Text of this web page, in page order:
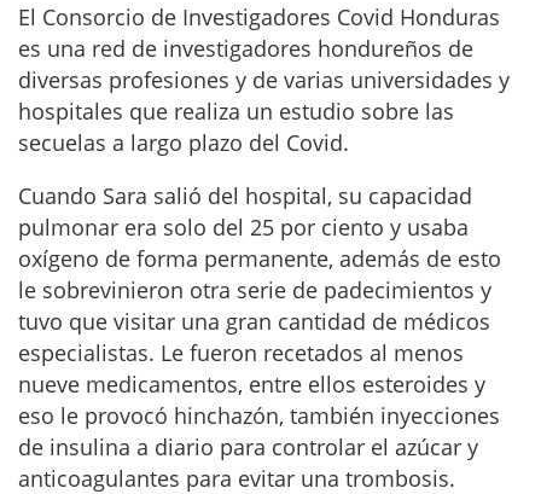
El Consorcio de Investigadores Covid Honduras
es una red de investigadores hondureños de
diversas profesiones y de varias universidades y
hospitales que realiza un estudio sobre las
secuelas a largo plazo del Covid.
Cuando Sara salió del hospital, su capacidad
pulmonar era solo del 25 por ciento y usaba
oxígeno de forma permanente, además de esto
le sobrevinieron otra serie de padecimientos y
tuvo que visitar una gran cantidad de médicos
especialistas. Le fueron recetados al menos
nueve medicamentos, entre ellos esteroides y
eso le provocó hinchazón, también inyecciones
de insulina a diario para controlar el azúcar y
anticoagulantes para evitar una trombosis.